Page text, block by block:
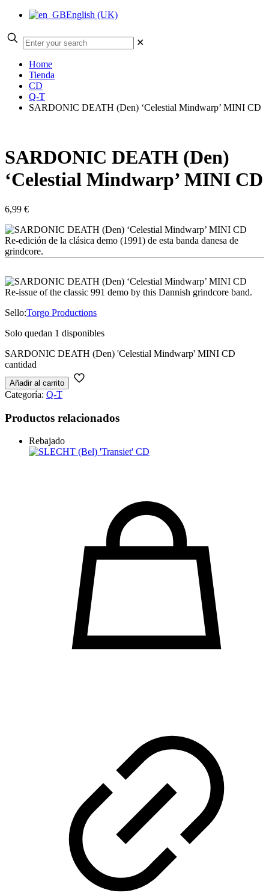
English (UK)
✕
Home
Tienda
CD
Q-T
SARDONIC DEATH (Den) ‘Celestial Mindwarp’ MINI CD
SARDONIC DEATH (Den)
‘Celestial Mindwarp’ MINI CD
6,99 €
Re-edición de la clásica demo (1991) de esta banda danesa de
grindcore.
Re-issue of the classic 991 demo by this Dannish grindcore band.
Sello:Torgo Productions
Solo quedan 1 disponibles
SARDONIC DEATH (Den) 'Celestial Mindwarp' MINI CD
cantidad
Añadir al carrito
Categoría: Q-T
Productos relacionados
Rebajado